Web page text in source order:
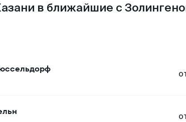
в ближайшие с